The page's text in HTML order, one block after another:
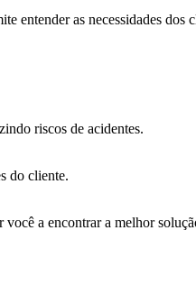
as necessidades dos
riscos de acidentes.
do cliente.
a encontrar a melhor